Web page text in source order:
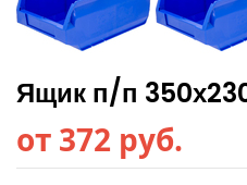
Ящик п/п
от 372 руб.